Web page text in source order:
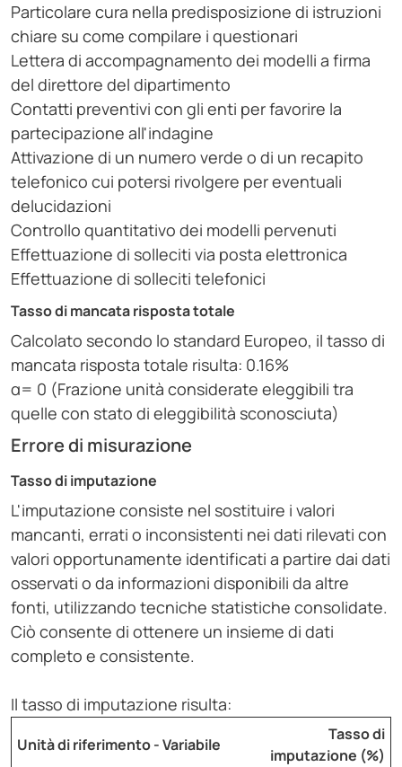
Particolare cura nella predisposizione di istruzioni
chiare su come compilare i questionari
Lettera di accompagnamento dei modelli a firma
del direttore del dipartimento
Contatti preventivi con gli enti per favorire la
partecipazione all'indagine
Attivazione di un numero verde o di un recapito
telefonico cui potersi rivolgere per eventuali
delucidazioni
Controllo quantitativo dei modelli pervenuti
Effettuazione di solleciti via posta elettronica
Effettuazione di solleciti telefonici
Tasso di mancata risposta totale
Calcolato secondo lo standard Europeo, il tasso di
mancata risposta totale risulta: 0.16%
α= 0 (Frazione unità considerate eleggibili tra
quelle con stato di eleggibilità sconosciuta)
Errore di misurazione
Tasso di imputazione
L'imputazione consiste nel sostituire i valori
mancanti, errati o inconsistenti nei dati rilevati con
valori opportunamente identificati a partire dai dati
osservati o da informazioni disponibili da altre
fonti, utilizzando tecniche statistiche consolidate.
Ciò consente di ottenere un insieme di dati
completo e consistente.
Il tasso di imputazione risulta:
Unità di riferimento - Variabile
Tasso di
imputazione (%)